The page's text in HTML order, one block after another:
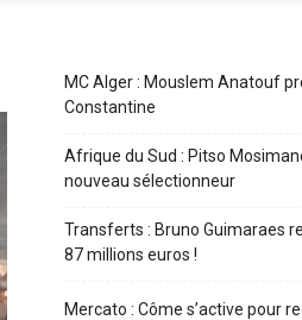
MC Alger : Mouslem Anatouf
Constantine
Afrique du Sud : Pitso
nouveau sélectionneur
Transferts : Bruno Guimaraes
87 millions euros !
Mercato : Côme s’active pour